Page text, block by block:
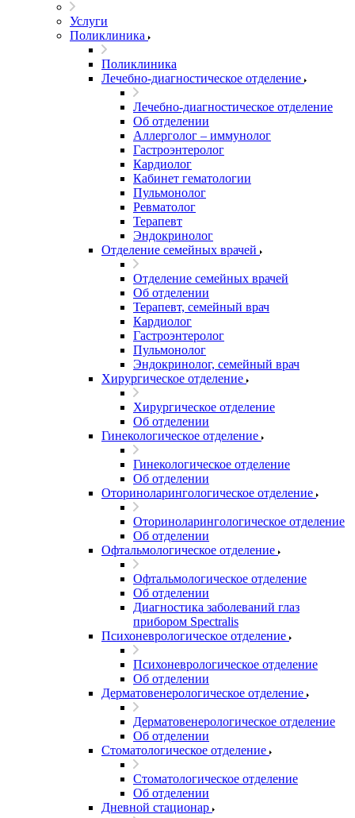
Услуги
Поликлиника
Поликлиника
Лечебно-диагностическое отделение
Лечебно-диагностическое отделение
Об отделении
Аллерголог – иммунолог
Гастроэнтеролог
Кардиолог
Кабинет гематологии
Пульмонолог
Ревматолог
Терапевт
Эндокринолог
Отделение семейных врачей
Отделение семейных врачей
Об отделении
Терапевт, семейный врач
Кардиолог
Гастроэнтеролог
Пульмонолог
Эндокринолог, семейный врач
Хирургическое отделение
Хирургическое отделение
Об отделении
Гинекологическое отделение
Гинекологическое отделение
Об отделении
Оториноларингологическое отделение
Оториноларингологическое отделение
Об отделении
Офтальмологическое отделение
Офтальмологическое отделение
Об отделении
Диагностика заболеваний глаз
прибором Spectralis
Психоневрологическое отделение
Психоневрологическое отделение
Об отделении
Дерматовенерологическое отделение
Дерматовенерологическое отделение
Об отделении
Стоматологическое отделение
Стоматологическое отделение
Об отделении
Дневной стационар